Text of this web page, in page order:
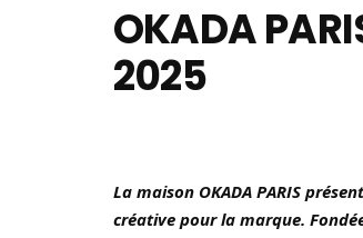
OKADA
2025
La maison OKADA PARIS
créative pour la marque.